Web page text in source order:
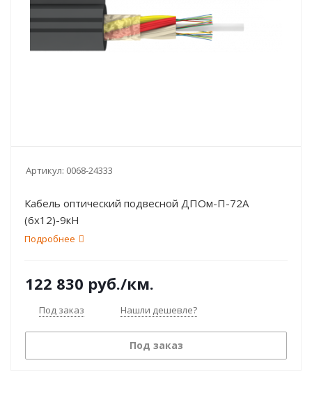
Артикул: 0068-24333
Кабель оптический подвесной ДПОм-П-72А
(6х12)-9кН
Подробнее
122 830 руб./км.
Под заказ Нашли дешевле?
Под заказ